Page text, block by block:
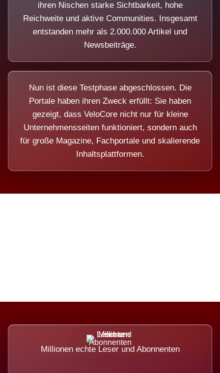
ihren Nischen starke Sichtbarkeit, hohe
Reichweite und aktive Communities. Insgesamt
entstanden mehr als 2.000.000 Artikel und
Newsbeiträge.
Nun ist diese Testphase abgeschlossen. Die
Portale haben ihren Zweck erfüllt: Sie haben
gezeigt, dass VeloCore nicht nur für kleine
Unternehmensseiten funktioniert, sondern auch
für große Magazine, Fachportale und skalierende
Inhaltsplattformen.
Millionen echte Leser und Abonnenten